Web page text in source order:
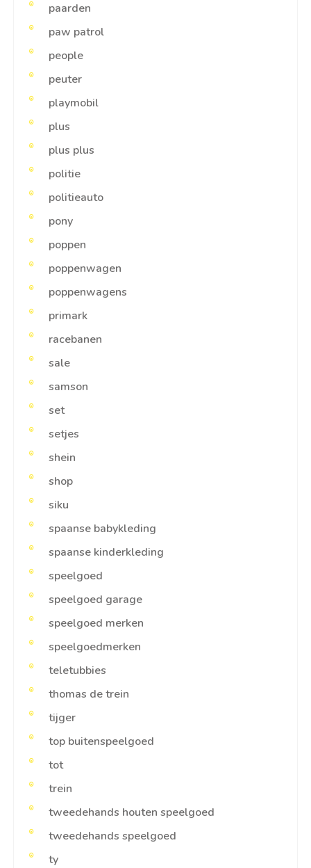
paarden
paw patrol
people
peuter
playmobil
plus
plus plus
politie
politieauto
pony
poppen
poppenwagen
poppenwagens
primark
racebanen
sale
samson
set
setjes
shein
shop
siku
spaanse babykleding
spaanse kinderkleding
speelgoed
speelgoed garage
speelgoed merken
speelgoedmerken
teletubbies
thomas de trein
tijger
top buitenspeelgoed
tot
trein
tweedehands houten speelgoed
tweedehands speelgoed
ty